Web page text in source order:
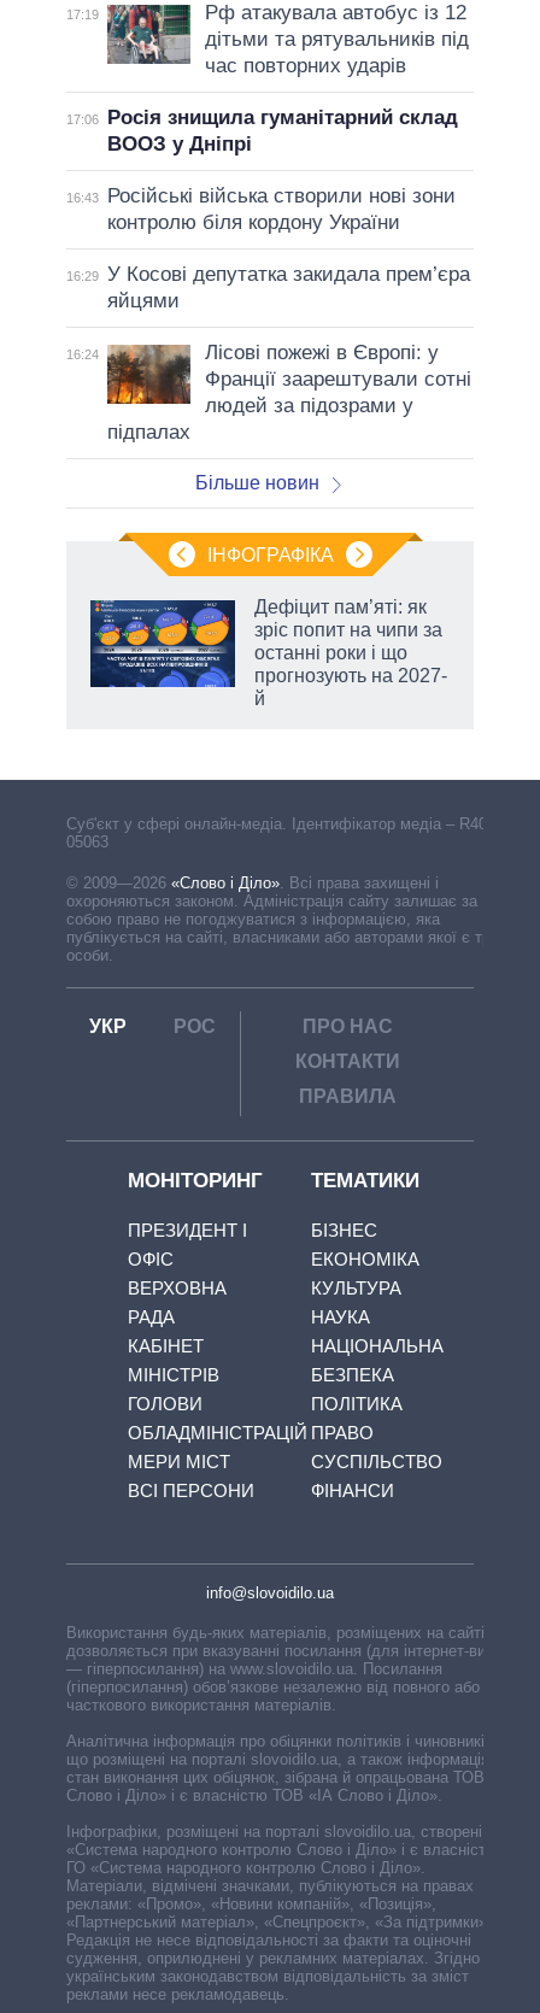
17:19
Рф атакувала автобус із 12
дітьми та рятувальників під
час повторних ударів
17:06
Росія знищила гуманітарний склад
ВООЗ у Дніпрі
16:43
Російські війська створили нові зони
контролю біля кордону України
16:29 У Косові депутатка закидала прем’єра
яйцями
16:24
Лісові пожежі в Європі: у
Франції заарештували сотні
людей за підозрами у
підпалах
Більше новин
ІНФОГРАФІКА
Дефіцит пам’яті: як
зріс попит на чипи за
останні роки і що
прогнозують на 2027-
й
Cуб'єкт у сфері онлайн-медіа. Ідентифікатор медіа – R40-
05063
© 2009—2026 «Слово і Діло». Всі права захищені і
охороняються законом. Адміністрація сайту залишає за
собою право не погоджуватися з інформацією, яка
публікується на сайті, власниками або авторами якої є треті
особи.
УКР РОС
ПРО НАС
КОНТАКТИ
ПРАВИЛА
МОНІТОРИНГ
ПРЕЗИДЕНТ І
ОФІС
ВЕРХОВНА
РАДА
КАБІНЕТ
МІНІСТРІВ
ГОЛОВИ
ОБЛАДМІНІСТРАЦІЙ
МЕРИ МІСТ
ВСІ ПЕРСОНИ
ТЕМАТИКИ
БІЗНЕС
ЕКОНОМІКА
КУЛЬТУРА
НАУКА
НАЦІОНАЛЬНА
БЕЗПЕКА
ПОЛІТИКА
ПРАВО
СУСПІЛЬСТВО
ФІНАНСИ
info@slovoidilo.ua
Використання будь-яких матеріалів, розміщених на сайті,
дозволяється при вказуванні посилання (для інтернет-видань
— гіперпосилання) на www.slovoidilo.ua. Посилання
(гіперпосилання) обов’язкове незалежно від повного або
часткового використання матеріалів.
Аналітична інформація про обіцянки політиків і чиновників,
що розміщені на порталі slovoidilo.ua, а також інформація про
стан виконання цих обіцянок, зібрана й опрацьована ТОВ «ІА
Слово і Діло» і є власністю ТОВ «ІА Слово і Діло».
Інфографіки, розміщені на порталі slovoidilo.ua, створені ГО
«Система народного контролю Слово і Діло» і є власністю
ГО «Система народного контролю Слово і Діло».
Матеріали, відмічені значками, публікуються на правах
реклами: «Промо», «Новини компаній», «Позиція»,
«Партнерський матеріал», «Спецпроєкт», «За підтримки».
Редакція не несе відповідальності за факти та оціночні
судження, оприлюднені у рекламних матеріалах. Згідно з
українським законодавством відповідальність за зміст
реклами несе рекламодавець.